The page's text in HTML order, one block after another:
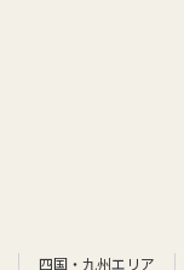
四国・九州エリア